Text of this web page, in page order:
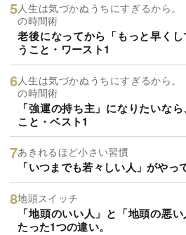
人生は気づかぬうちにすぎるから
の時間術
老後になってから「もっと早く
うこと・ワースト1
人生は気づかぬうちにすぎるから
の時間術
「強運の持ち主」になりたいな
こと・ベスト1
あきれるほど小さい習慣
「いつまでも若々しい人」がやっ
地頭スイッチ
「地頭のいい人」と「地頭の悪
たった1つの違い。